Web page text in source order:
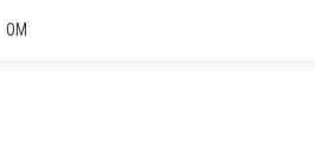
OM